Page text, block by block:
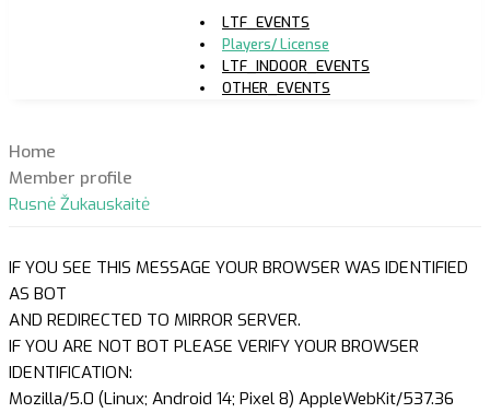
LTF_EVENTS
Players/ License
LTF_INDOOR_EVENTS
OTHER_EVENTS
Home
Member profile
Rusnė Žukauskaitė
IF YOU SEE THIS MESSAGE YOUR BROWSER WAS IDENTIFIED
AS BOT
AND REDIRECTED TO MIRROR SERVER.
IF YOU ARE NOT BOT PLEASE VERIFY YOUR BROWSER
IDENTIFICATION:
Mozilla/5.0 (Linux; Android 14; Pixel 8) AppleWebKit/537.36